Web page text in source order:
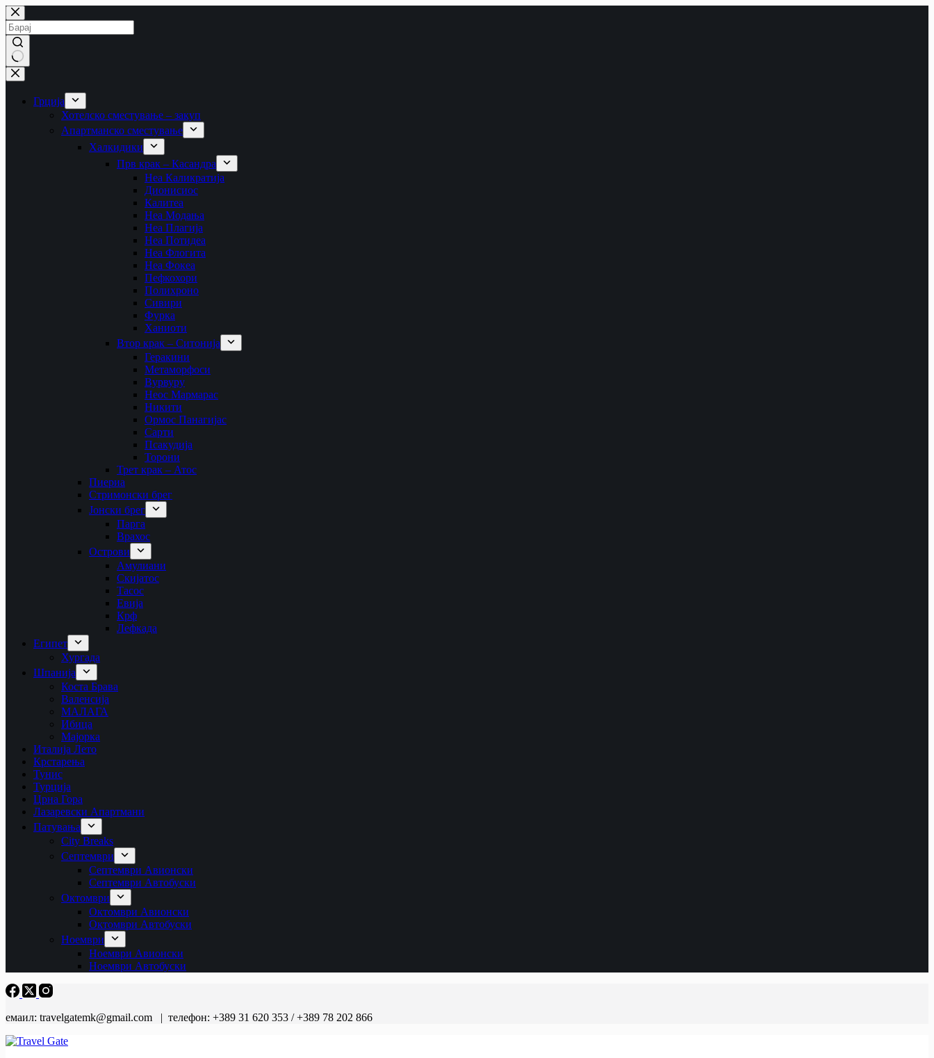
Skip
to
content
No
results
Грција
Хотелско сместување – закуп
Апартманско сместување
Халкидики
Прв крак – Касандра
Неа Каликратија
Дионисиос
Калитеа
Неа Модања
Неа Плагија
Неа Потидеа
Неа Флогита
Неа Фокеа
Пефкохори
Полихроно
Сивири
Фурка
Ханиоти
Втор крак – Ситонија
Геракини
Метаморфоси
Вурвуру
Неос Мармарас
Никити
Ормос Панагијас
Сарти
Псакудија
Торони
Трет крак – Атос
Пиериа
Стримонски брег
Јонски брег
Парга
Врахос
Острови
Амулиани
Скијатос
Тасос
Евија
Крф
Лефкада
Египет
Хургада
Шпанија
Коста Брава
Валенсија
МАЛАГА
Ибица
Мајорка
Италија Лето
Крстарења
Тунис
Турција
Црна Гора
Лазаревски Апартмани
Патувања
City Breaks
Септември
Септември Авионски
Септември Автобуски
Октомври
Октомври Авионски
Октомври Автобуски
Ноември
Ноември Авионски
Ноември Автобуски
емаил: travelgatemk@gmail.com | телефон: +389 31 620 353 / +389 78 202 866